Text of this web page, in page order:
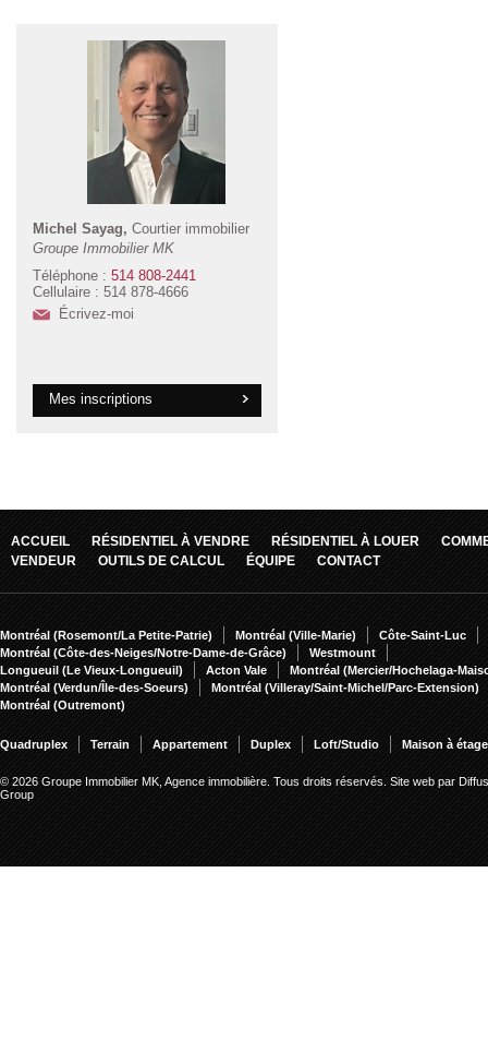
Michel Sayag, Courtier immobilier
Groupe Immobilier MK
Téléphone : 514 808-2441
Cellulaire : 514 878-4666
Écrivez-moi
Mes inscriptions
ACCUEIL RÉSIDENTIEL À VENDRE RÉSIDENTIEL À LOUER
VENDEUR
OUTILS DE CALCUL ÉQUIPE CONTACT
Montréal (Rosemont/La Petite-Patrie) Montréal (Ville-Marie)
Côte-Saint-Luc
Montréal (Côte-des-Neiges/Notre-Dame-de-Grâce)
Westmount
Longueuil (Le Vieux-Longueuil)
Acton Vale
Montréal (Mercier/Hochelaga-
Montréal (Verdun/Île-des-Soeurs)
Montréal (Villeray/Saint-Michel/Parc-Extension)
Montréal (Outremont)
Quadruplex Terrain Appartement Duplex Loft/Studio Maison à
© 2026 Groupe Immobilier MK, Agence immobilière. Tous droits réservés. Site web par
Group